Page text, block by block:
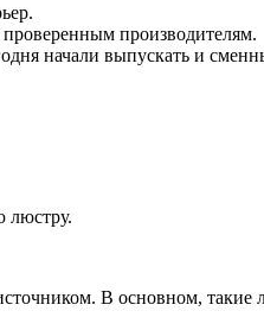
производителям.
начали выпускать и
люстру.
В основном, такие